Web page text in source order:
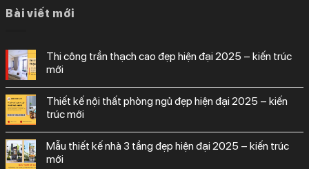
Bài viết mới
thi công trần thạch cao đẹp hiện đại 2025 – kiến trúc
mới
thiết kế nội thất phòng ngủ đẹp hiện đại 2025 – kiến
trúc mới
mẫu thiết kế nhà 3 tầng đẹp hiện đại 2025 – kiến trúc
mới